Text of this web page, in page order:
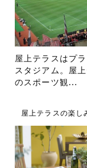
屋上テラスはプ
スタジアム。屋
のスポーツ観...
屋上テラスの楽し